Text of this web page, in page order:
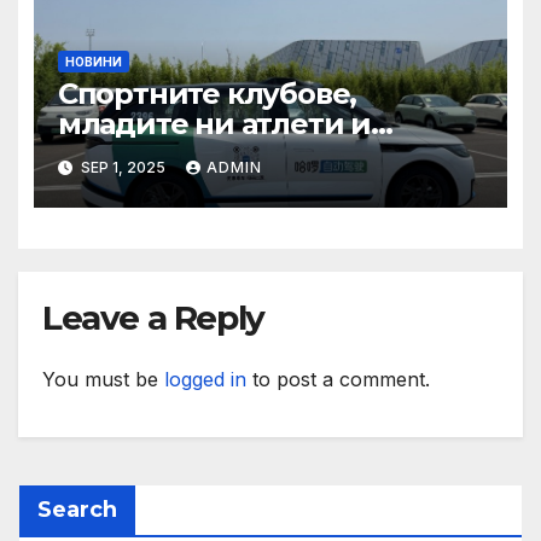
НОВИНИ
Спортните клубове,
младите ни атлети и
техните треньори имат
нужда от нашата подкрепа
и ние ще им я осигурим
SEP 1, 2025 ADMIN
Leave a Reply
You must be logged in to post a comment.
Search